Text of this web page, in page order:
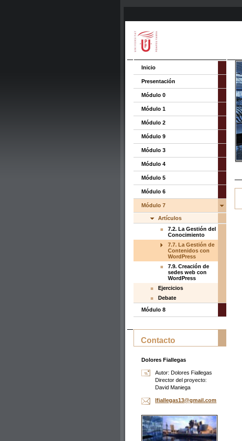
Inicio
Presentación
Módulo 0
Módulo 1
Módulo 2
Módulo 9
Módulo 3
Módulo 4
Módulo 5
Módulo 6
Módulo 7
Artículos
7.2. La Gestión del
Conocimiento
7.7. La Gestión de
Contenidos con
WordPress
7.9. Creación de
sedes web con
WordPress
Ejercicios
Debate
Módulo 8
Contacto
Dolores Fiallegas
Autor: Dolores Fiallegas
Director del proyecto:
David Maniega
lfiallegas13@gmail.com